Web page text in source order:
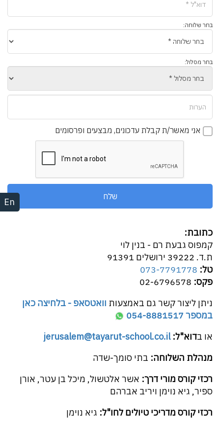
En
כתובת:
קמפוס גבעת רם - בנין לוי
ת.ד. 39222 ירושלים 91391
טל: 073-7791778
פקס:
ניתן ליצור קשר גם באמצעות וואטסאפ - בלחיצה כאן
במספר 054-8881517
או בדוא"ל: jerusalem@tayarut-school.co.il
מנהלת השלוחה: בתי סומך-שדה
רכזי קורס מורי דרך: אשר אלטשול, מיכל בן עטר, אורן
ספיר, גיא נוימן ויריב אברהם
רכזי קורס מדריכי טיולים לחו"ל: גיא נוימן
בחר שלוחה:
בחר מסלול:
אני מאשר/ת קבלת עדכונים, מבצעים ופרסומים
שלח